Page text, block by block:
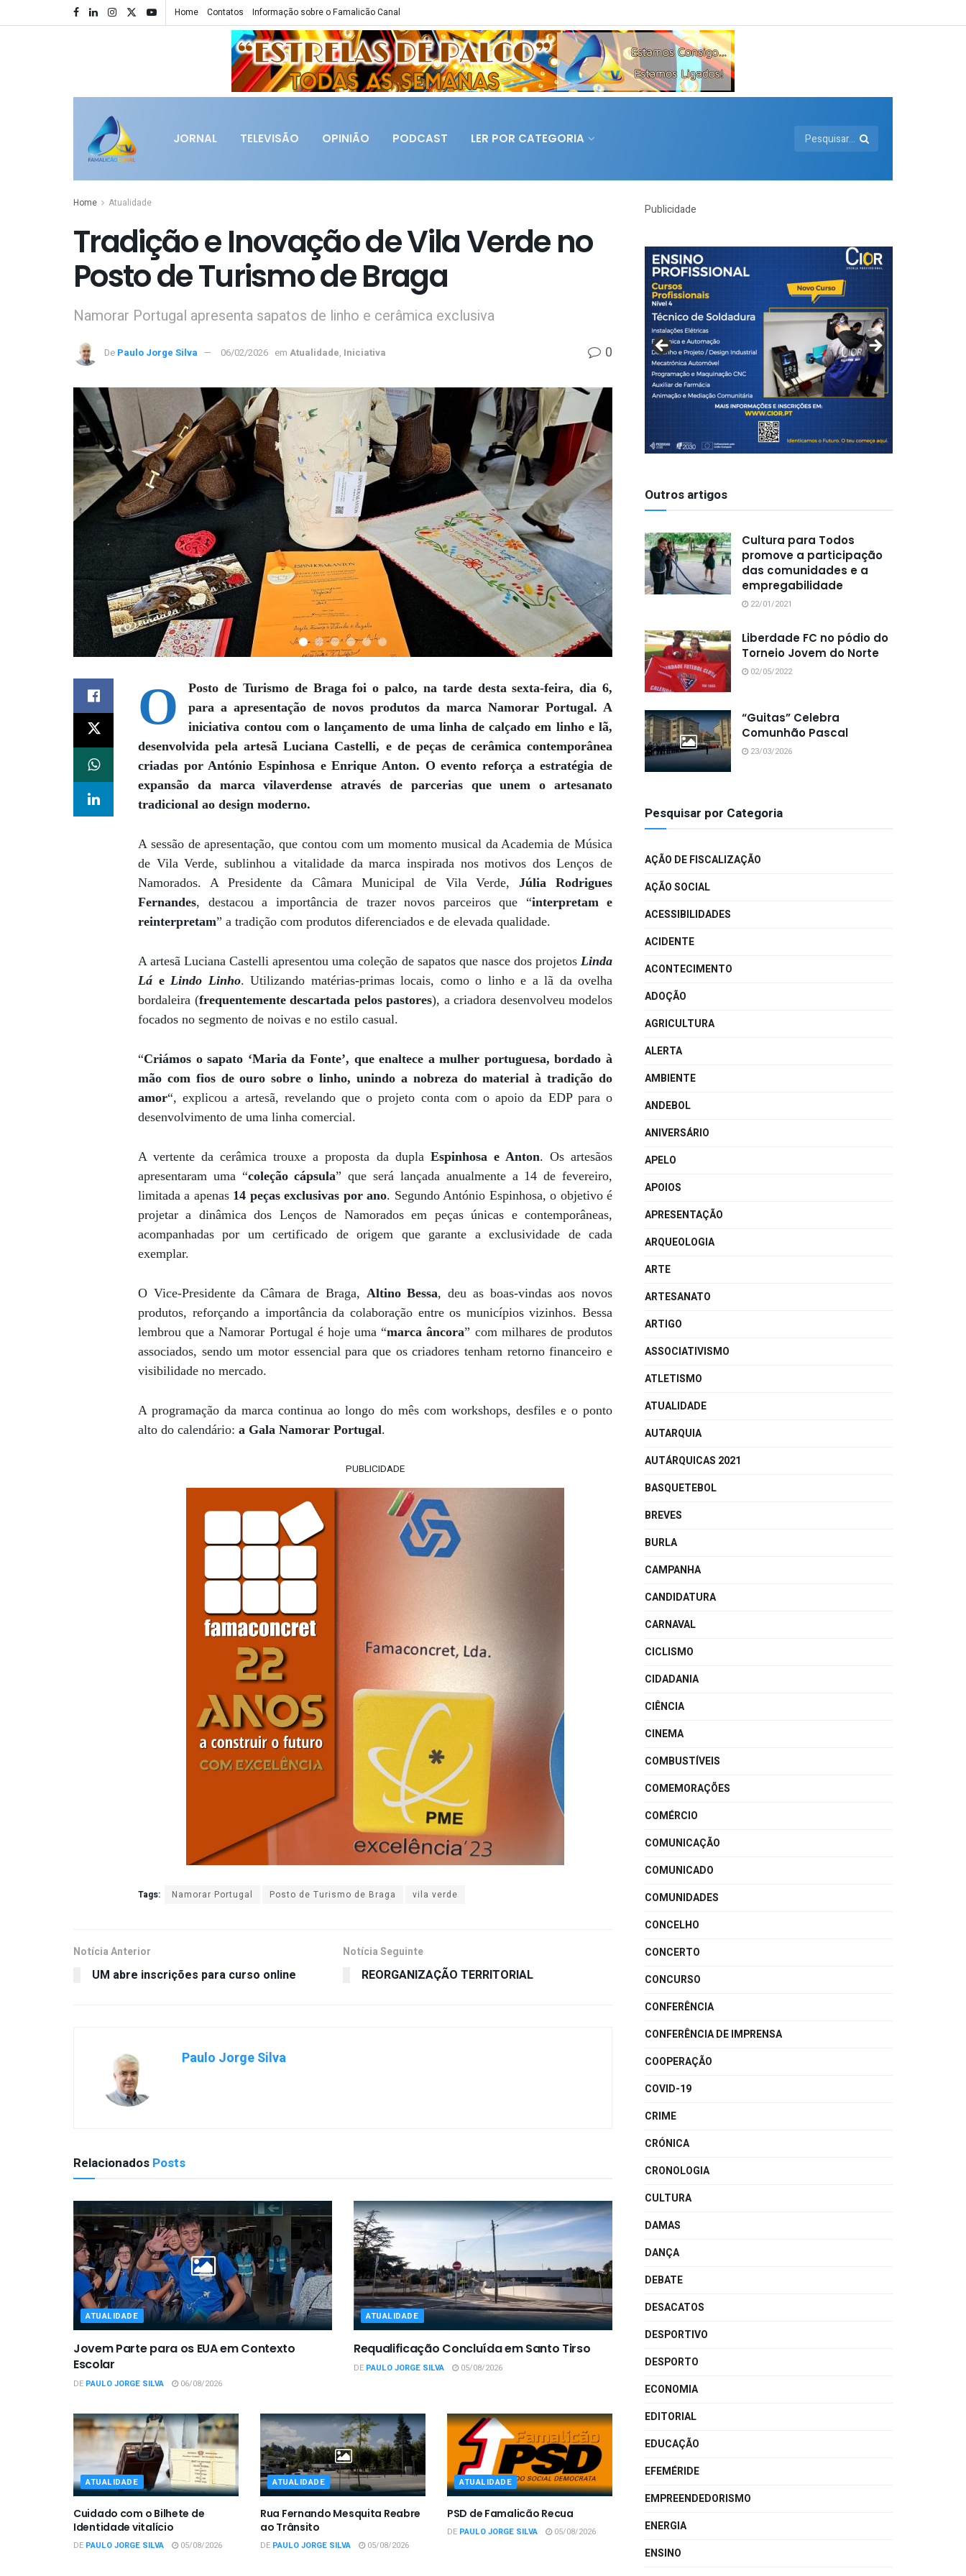
Home Contatos Informação sobre o Famalicão Canal
JORNAL TELEVISÃO OPINIÃO PODCAST LER POR CATEGORIA
Home Atualidade
Tradição e Inovação de Vila Verde no
Posto de Turismo de Braga
Namorar Portugal apresenta sapatos de linho e cerâmica exclusiva
De Paulo Jorge Silva 06/02/2026 em Atualidade, Iniciativa 0
O
Posto de Turismo de Braga foi o palco, na tarde desta sexta-feira, dia 6,
para a apresentação de novos produtos da marcaNamorar Portugal. A
iniciativa contou com o lançamento de uma linha de calçado em linho e lã,
desenvolvida pela artesãLuciana Castelli, e de peças de cerâmica contemporânea
criadas por António Espinhosa e Enrique Anton. O evento reforça a estratégia de
expansão da marca vilaverdense através de parcerias que unem o artesanato
tradicional ao design moderno.
A sessão de apresentação, que contou com um momento musical da Academia de Música
de Vila Verde, sublinhou a vitalidade da marca inspirada nos motivos dos Lenços de
Namorados. A Presidente da Câmara Municipal de Vila Verde,Júlia Rodrigues
Fernandes, destacou a importância de trazer novos parceiros que “interpretam e
reinterpretam” a tradição com produtos diferenciados e de elevada qualidade.
A artesã Luciana Castelli apresentou uma coleção de sapatos que nasce dos projetos Linda
Lá e Lindo Linho. Utilizando matérias-primas locais, como o linho e a lã da ovelha
bordaleira (frequentemente descartada pelos pastores), a criadora desenvolveu modelos
focados no segmento de noivas e no estilo casual.
“Criámos o sapato ‘Maria da Fonte’, que enaltece a mulher portuguesa, bordado à
mão com fios de ouro sobre o linho, unindo a nobreza do material à tradição do
amor“, explicou a artesã, revelando que o projeto conta com o apoio da EDP para o
desenvolvimento de uma linha comercial.
A vertente da cerâmica trouxe a proposta da dupla Espinhosa e Anton. Os artesãos
apresentaram uma “coleção cápsula” que será lançada anualmente a 14 de fevereiro,
limitada a apenas 14 peças exclusivas por ano. Segundo António Espinhosa, o objetivo é
projetar a dinâmica dos Lenços de Namorados em peças únicas e contemporâneas,
acompanhadas por um certificado de origem que garante a exclusividade de cada
exemplar.
O Vice-Presidente da Câmara de Braga, Altino Bessa, deu as boas-vindas aos novos
produtos, reforçando a importância da colaboração entre os municípios vizinhos. Bessa
lembrou que a Namorar Portugal é hoje uma “marca âncora” com milhares de produtos
associados, sendo um motor essencial para que os criadores tenham retorno financeiro e
visibilidade no mercado.
A programação da marca continua ao longo do mês com workshops, desfiles e o ponto
alto do calendário: a Gala Namorar Portugal.
PUBLICIDADE
Tags: Namorar Portugal Posto de Turismo de Braga vila verde
Notícia Anterior
UM abre inscrições para curso online
Notícia Seguinte
REORGANIZAÇÃO TERRITORIAL
Paulo Jorge Silva
Relacionados Posts
ATUALIDADE
Jovem Parte para os EUA em Contexto
Escolar
DE PAULO JORGE SILVA 06/08/2026
ATUALIDADE
Requalificação Concluída em Santo Tirso
DE PAULO JORGE SILVA 05/08/2026
ATUALIDADE
Cuidado com o Bilhete de
Identidade vitalício
DE PAULO JORGE SILVA 05/08/2026
ATUALIDADE
Rua Fernando Mesquita Reabre
ao Trânsito
DE PAULO JORGE SILVA 05/08/2026
ATUALIDADE
PSD de Famalicão Recua
DE PAULO JORGE SILVA 05/08/2026
Publicidade
Outros artigos
Cultura para Todos
promove a participação
das comunidades e a
empregabilidade
22/01/2021
Liberdade FC no pódio do
Torneio Jovem do Norte
02/05/2022
“Guitas” Celebra
Comunhão Pascal
23/03/2026
Pesquisar por Categoria
AÇÃO DE FISCALIZAÇÃO
AÇÃO SOCIAL
ACESSIBILIDADES
ACIDENTE
ACONTECIMENTO
ADOÇÃO
AGRICULTURA
ALERTA
AMBIENTE
ANDEBOL
ANIVERSÁRIO
APELO
APOIOS
APRESENTAÇÃO
ARQUEOLOGIA
ARTE
ARTESANATO
ARTIGO
ASSOCIATIVISMO
ATLETISMO
ATUALIDADE
AUTARQUIA
AUTÁRQUICAS 2021
BASQUETEBOL
BREVES
BURLA
CAMPANHA
CANDIDATURA
CARNAVAL
CICLISMO
CIDADANIA
CIÊNCIA
CINEMA
COMBUSTÍVEIS
COMEMORAÇÕES
COMÉRCIO
COMUNICAÇÃO
COMUNICADO
COMUNIDADES
CONCELHO
CONCERTO
CONCURSO
CONFERÊNCIA
CONFERÊNCIA DE IMPRENSA
COOPERAÇÃO
COVID-19
CRIME
CRÓNICA
CRONOLOGIA
CULTURA
DAMAS
DANÇA
DEBATE
DESACATOS
DESPORTIVO
DESPORTO
ECONOMIA
EDITORIAL
EDUCAÇÃO
EFEMÉRIDE
EMPREENDEDORISMO
ENERGIA
ENSINO